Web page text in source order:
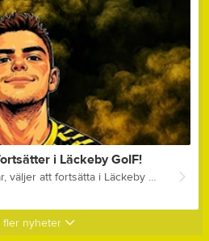
i Läckeby GoIF!
Olle Norlén Bengtsson, 21 år, väljer att fortsätta i Läckeby GoIF! Olle är back! Löpstark, bra spänst och bra i duell-spelet! En spelare med riktigt bra inställning! Kommentar ifrån huvudtränare Anders Hagstedt: " - Olle ger allt på planen och kommer tillföra mycket vilja till oss! Riktigt roligt att Olle är tillbaka, i alla fall över sommaren! Dialogen om ett sommarbesök hos oss inleddes redan runt jul förra året, kul att det blev verklighet! " Olle flyttade förra sommaren till Linköping pga studier, men kommer att finnas tillgänglig nu under sommaren!
fler nyheter